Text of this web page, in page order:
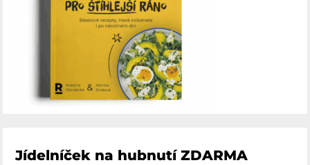
Jídelníček na hubnutí ZDARMA